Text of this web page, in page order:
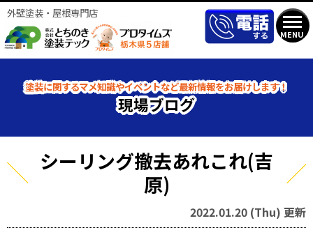
MENU
外壁塗装・屋根専門店
塗装に関するマメ知識やイベントなど最新情報をお届けします！
現場ブログ
シーリング撤去あれこれ(吉
原)
2022.01.20 (Thu) 更新